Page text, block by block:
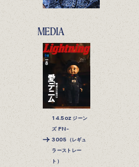
MEDIA
14.5oz ジーン
ズ FN-
3005（レギュ
ラーストレー
ト）